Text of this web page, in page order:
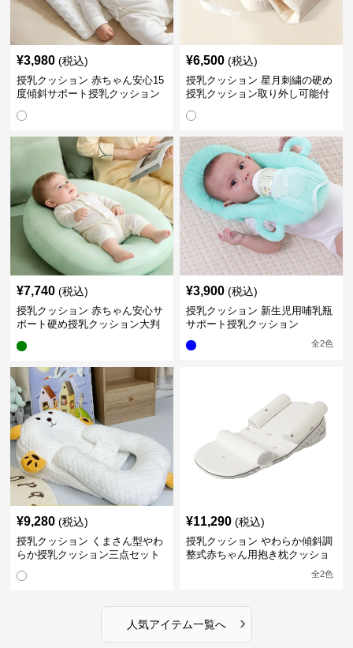
¥3,980 (税込)
授乳クッション 赤ちゃん安心15
度傾斜サポート授乳クッション
¥6,500 (税込)
授乳クッション 星月刺繍の硬め
授乳クッション取り外し可能付
¥7,740 (税込)
授乳クッション 赤ちゃん安心サ
ポート硬め授乳クッション大判
¥3,900 (税込)
授乳クッション 新生児用哺乳瓶
サポート授乳クッション
全2色
¥9,280 (税込)
授乳クッション くまさん型やわ
らか授乳クッション三点セット
¥11,290 (税込)
授乳クッション やわらか傾斜調
整式赤ちゃん用抱き枕クッショ
全2色
人気アイテム一覧へ ›